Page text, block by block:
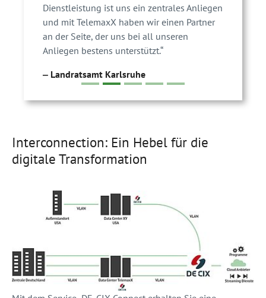
Dienstleistung ist uns ein zentrales Anliegen
und mit TelemaxX haben wir einen Partner
an der Seite, der uns bei all unseren
Anliegen bestens unterstützt.“
‒ Landratsamt Karlsruhe
Interconnection: Ein Hebel für die
digitale Transformation